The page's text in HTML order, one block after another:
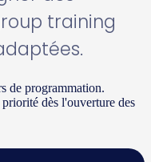
training
de programmation.
dès l'ouverture des